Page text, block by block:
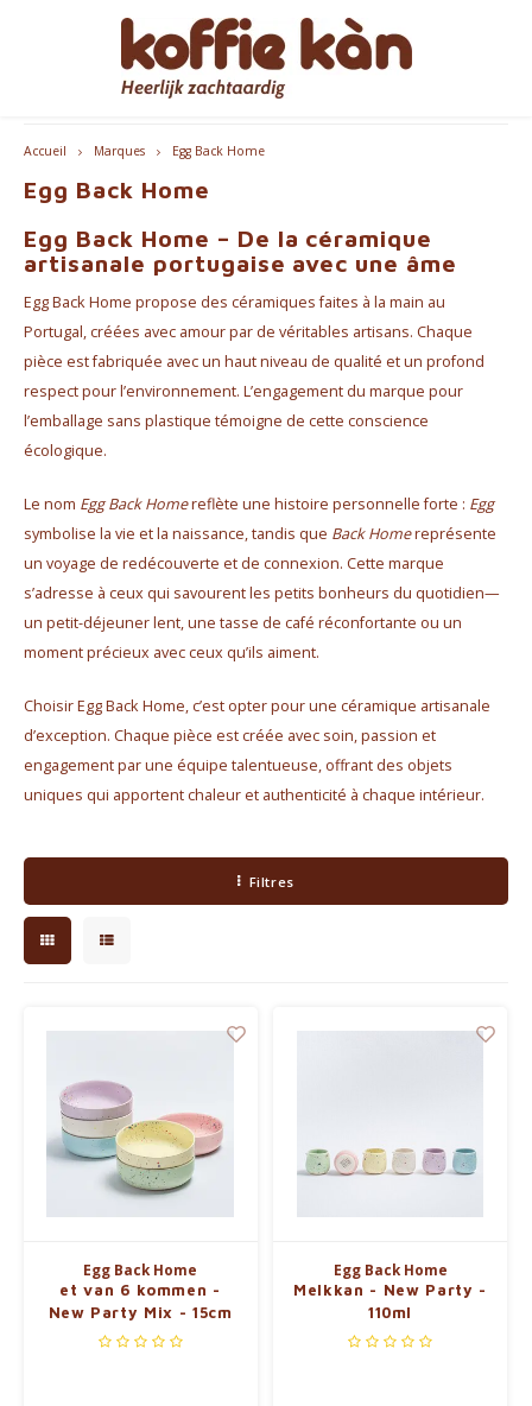
Hoofdmenu / café
Café - En Grains & Moulu
Capsules et dosettes de café
Coffee accessoires
Abonnements café
Hoofdmenu / thé
Thé
Chai
Accesspores Té
Hoofdmenu / mugs
Gobelets à emporter
Tasses à café et à thé
Hoofdmenu / accessoires
Machines à café
Produits d'entretien Jura
Home Barista Tools
Porte-filtres à café
Moulins à Café
Bouilloires électriques
Chocolat
KK Merchandise
Outdoor accessoires
Happy stuff
Hoofdmenu / cadeaux
pour ELLE
pour LUI
Coffrets Cadeaux Café & Thé
Beaux Cadeaux
Everything Pink
Hoofdmenu
Nederlands
English
Français
Les clients nous donnent une note de 9,2/10
Accueil Marques Egg Back Home
Egg Back Home
Egg Back Home – De la céramique
artisanale portugaise avec une âme
Egg Back Home propose des céramiques faites à la main au
Portugal, créées avec amour par de véritables artisans. Chaque
pièce est fabriquée avec un haut niveau de qualité et un profond
respect pour l’environnement. L’engagement du marque pour
l’emballage sans plastique témoigne de cette conscience
écologique.
Le nom Egg Back Homereflète une histoire personnelle forte : Egg
symbolise la vie et la naissance, tandis que Back Homereprésente
un voyage de redécouverte et de connexion. Cette marque
s’adresse à ceux qui savourent les petits bonheurs du quotidien—
un petit-déjeuner lent, une tasse de café réconfortante ou un
moment précieux avec ceux qu’ils aiment.
Choisir Egg Back Home, c’est opter pour une céramique artisanale
d’exception. Chaque pièce est créée avec soin, passion et
engagement par une équipe talentueuse, offrant des objets
uniques qui apportent chaleur et authenticité à chaque intérieur.
Filtres
Egg Back Home
et van 6 kommen -
New Party Mix - 15cm
Egg Back Home
Melkkan - New Party -
110ml